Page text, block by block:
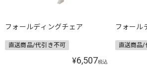
フォールディングチェア
直送商品/代引き不可
¥6,507税込
フォール
直送商品/